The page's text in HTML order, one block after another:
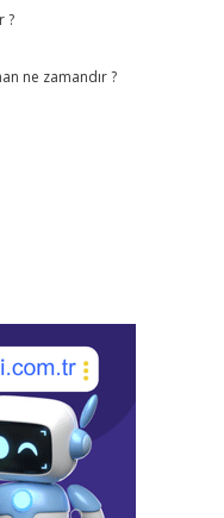
?
ne zamandır ?